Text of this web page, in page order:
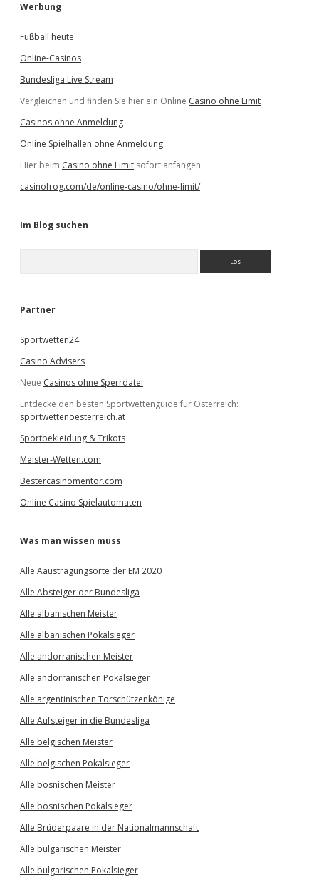
Werbung
Fußball heute
Online-Casinos
Bundesliga Live Stream
Vergleichen und finden Sie hier ein Online Casino ohne Limit
Casinos ohne Anmeldung
Online Spielhallen ohne Anmeldung
Hier beim Casino ohne Limit sofort anfangen.
casinofrog.com/de/online-casino/ohne-limit/
Im Blog suchen
e
Partner
Sportwetten24
Casino Advisers
Neue Casinos ohne Sperrdatei
Entdecke den besten Sportwettenguide für Österreich:
sportwettenoesterreich.at
Sportbekleidung & Trikots
Meister-Wetten.com
Bestercasinomentor.com
Online Casino Spielautomaten
Was man wissen muss
Alle Aaustragungsorte der EM 2020
Alle Absteiger der Bundesliga
Alle albanischen Meister
Alle albanischen Pokalsieger
Alle andorranischen Meister
Alle andorranischen Pokalsieger
Alle argentinischen Torschützenkönige
Alle Aufsteiger in die Bundesliga
Alle belgischen Meister
Alle belgischen Pokalsieger
Alle bosnischen Meister
Alle bosnischen Pokalsieger
Alle Brüderpaare in der Nationalmannschaft
Alle bulgarischen Meister
Alle bulgarischen Pokalsieger